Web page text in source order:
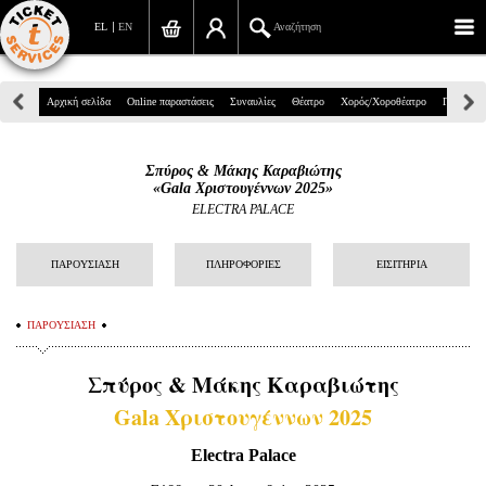
EN
EL Αναζήτηση
Πανεπιστημίου 39, Αθήνα
info@ticketservices.gr
Σύνδεση/Εγγραφή
Αρχική σελίδα Online παραστάσεις Συναυλίες Θέατρο Χορός/Χοροθέατρο Παιδικά
Σπύρος & Μάκης Καραβιώτης
«Gala Χριστουγέννων 2025»
ELECTRA PALACE
ΠΑΡΟΥΣΙΑΣΗ ΠΛΗΡΟΦΟΡΙΕΣ ΕΙΣΙΤΗΡΙΑ
ΠΑΡΟΥΣΙΑΣΗ
Σπύρος & Μάκης Καραβιώτης
Gala Χριστουγέννων 2025
Electra Palace